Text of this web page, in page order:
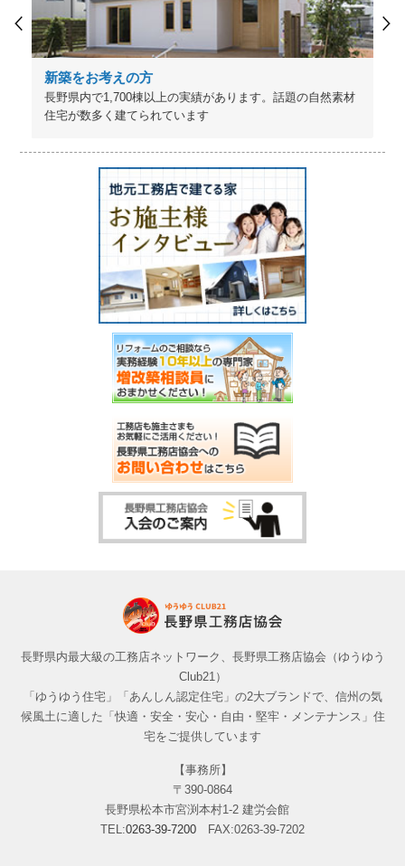
新築をお考えの方
長野県内で1,700棟以上の実績があります。話題の自然素材
住宅が数多く建てられています
長野県内最大級の工務店ネットワーク、長野県工務店協会（ゆうゆう
Club21）
「ゆうゆう住宅」「あんしん認定住宅」の2大ブランドで、信州の気
候風土に適した「快適・安全・安心・自由・堅牢・メンテナンス」住
宅をご提供しています
【事務所】
〒390-0864
長野県松本市宮渕本村1-2 建労会館
TEL:0263-39-7200 FAX:0263-39-7202